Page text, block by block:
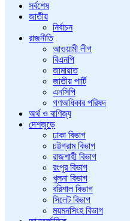
সর্বশেষ
জাতীয়
নির্বাচন
রাজনীতি
আওয়ামী লীগ
বিএনপি
জামায়াত
জাতীয় পার্টি
এনসিপি
গণঅধিকার পরিষদ
অর্থ ও বাণিজ্য
দেশজুড়ে
ঢাকা বিভাগ
চট্টগ্রাম বিভাগ
রাজশাহী বিভাগ
রংপুর বিভাগ
খুলনা বিভাগ
বরিশাল বিভাগ
সিলেট বিভাগ
ময়মনসিংহ বিভাগ